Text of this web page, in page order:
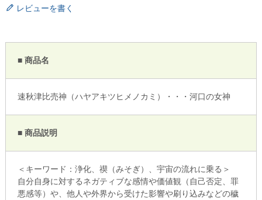
レビューを書く
■ 商品名
速秋津比売神（ハヤアキツヒメノカミ）・・・河口の女神
■ 商品説明
＜キーワード：浄化、禊（みそぎ）、宇宙の流れに乗る＞
自分自身に対するネガティブな感情や価値観（自己否定、罪
悪感等）や、他人や外界から受けた影響や刷り込みなどの穢